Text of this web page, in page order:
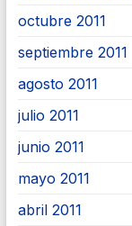
octubre 2011
septiembre 2011
agosto 2011
julio 2011
junio 2011
mayo 2011
abril 2011